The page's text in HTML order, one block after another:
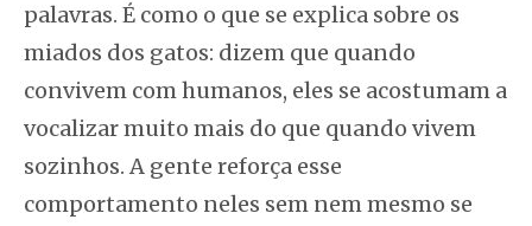
palavras. É como o que se explica sobre os
miados dos gatos: dizem que quando
convivem com humanos, eles se acostumam a
vocalizar muito mais do que quando vivem
sozinhos. A gente reforça esse
comportamento neles sem nem mesmo se